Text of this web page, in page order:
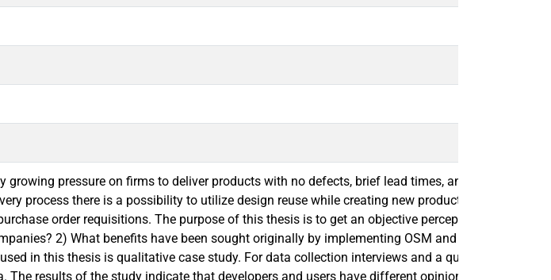
pressure on firms to deliver products with no defects, brief lead times, and rapid
process there is a possibility to utilize design reuse while creating new product variations
order requisitions. The purpose of this thesis is to get an objective perception of the
2) What benefits have been sought originally by implementing OSM and what is the
in this thesis is qualitative case study. For data collection interviews and a questionnaire
The results of the study indicate that developers and users have different opinions about the